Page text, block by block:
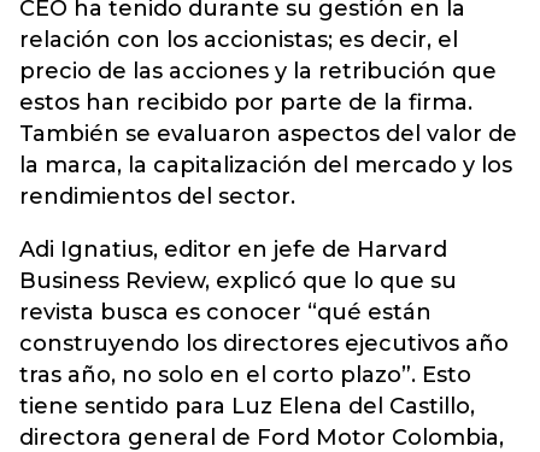
CEO ha tenido durante su gestión en la
relación con los accionistas; es decir, el
precio de las acciones y la retribución que
estos han recibido por parte de la firma.
También se evaluaron aspectos del valor de
la marca, la capitalización del mercado y los
rendimientos del sector.
Adi Ignatius, editor en jefe de Harvard
Business Review, explicó que lo que su
revista busca es conocer “qué están
construyendo los directores ejecutivos año
tras año, no solo en el corto plazo”. Esto
tiene sentido para Luz Elena del Castillo,
directora general de Ford Motor Colombia,